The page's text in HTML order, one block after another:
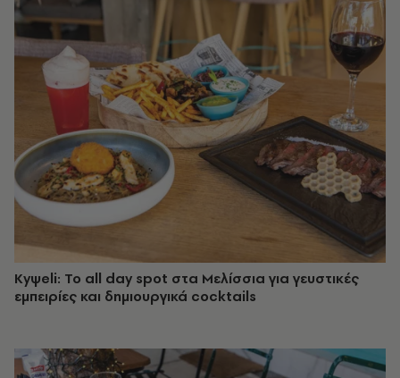
Κyψeli: Το all day spot στα Μελίσσια για γευστικές
εμπειρίες και δημιουργικά cocktails